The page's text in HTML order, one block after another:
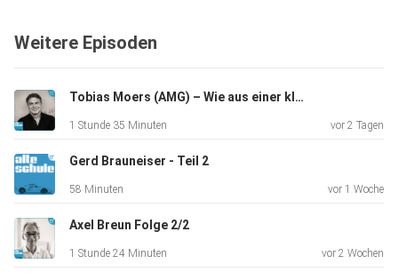
Elternhaus bis an die Spitze eines der wichtigsten
Es geht um frühe Roller- und Saab-Abenteuer, einen
Peugeot 205
Diesel mit 70.000 Kilometern in acht Monaten, um Volvo
Citroën AX, Opel Senator, Panhard – und natürlich um den
legendären BMW E38-Dauertester der AUTO BILD Klassik,
Weitere Episoden
Tobias Moers (AMG) – Wie aus einer kleinen Werkstatt eine Weltmarke wurde
1 Stunde 35 Minuten vor 2 Tagen
Gerd Brauneiser - Teil 2
58 Minuten vor 1 Woche
Axel Breun Folge 2/2
1 Stunde 24 Minuten vor 2 Wochen